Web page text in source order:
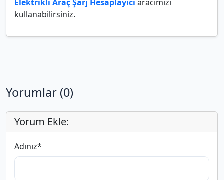
Elektrikli Araç Şarj Hesaplayıcı aracımızı
kullanabilirsiniz.
Yorumlar (0)
Yorum Ekle:
Adınız*